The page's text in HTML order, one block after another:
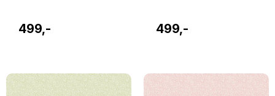
499,- 499,-